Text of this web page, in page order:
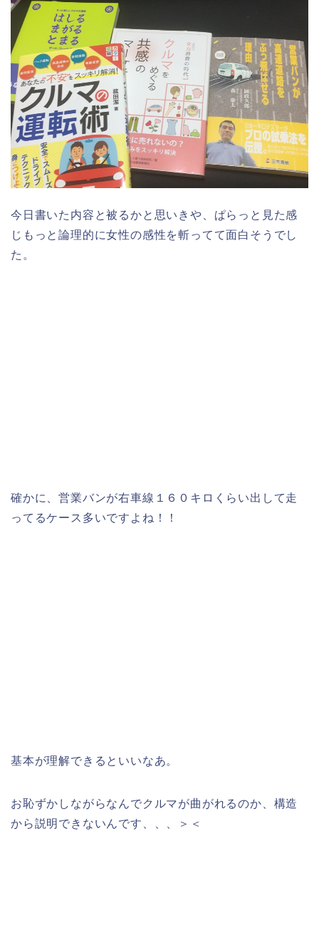
今日書いた内容と被るかと思いきや、ぱらっと見た感
じもっと論理的に女性の感性を斬ってて面白そうでし
た。
確かに、営業バンが右車線１６０キロくらい出して走
ってるケース多いですよね！！
基本が理解できるといいなあ。
お恥ずかしながらなんでクルマが曲がれるのか、構造
から説明できないんです、、、＞＜